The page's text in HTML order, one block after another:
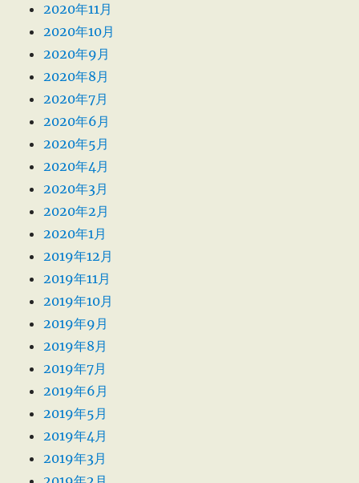
2020年11月
2020年10月
2020年9月
2020年8月
2020年7月
2020年6月
2020年5月
2020年4月
2020年3月
2020年2月
2020年1月
2019年12月
2019年11月
2019年10月
2019年9月
2019年8月
2019年7月
2019年6月
2019年5月
2019年4月
2019年3月